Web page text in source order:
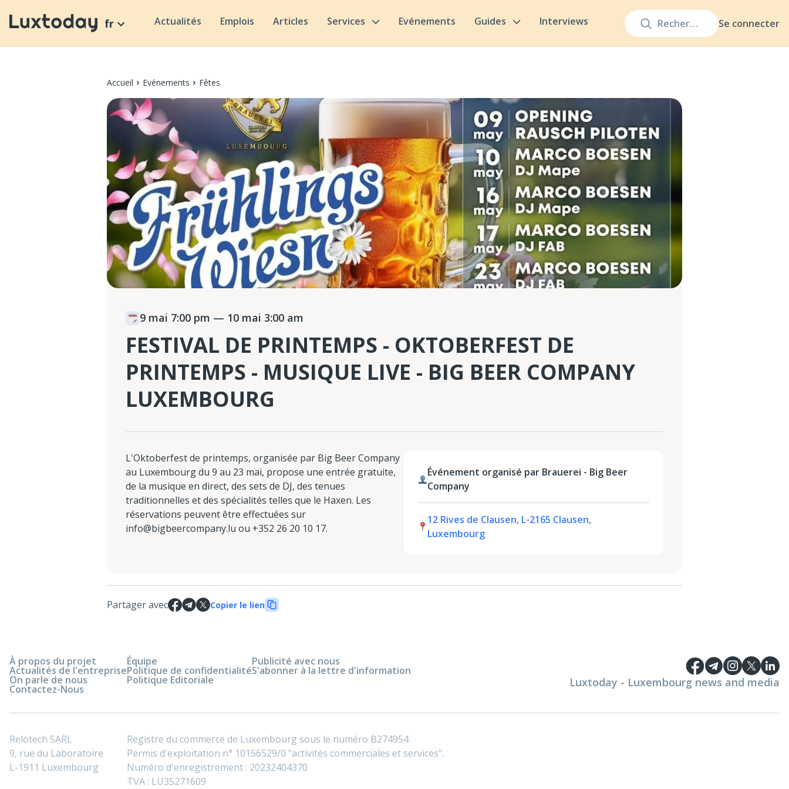
Se connecter
fr Actualités Emplois Articles Services Evénements Guides Interviews
Accueil Evénements Fêtes
9 mai 7:00 pm — 10 mai 3:00 am
FESTIVAL DE PRINTEMPS - OKTOBERFEST DE
PRINTEMPS - MUSIQUE LIVE - BIG BEER COMPANY
LUXEMBOURG
L'Oktoberfest de printemps, organisée par Big Beer Company
au Luxembourg du 9 au 23 mai, propose une entrée gratuite,
de la musique en direct, des sets de DJ, des tenues
traditionnelles et des spécialités telles que le Haxen. Les
réservations peuvent être effectuées sur
info@bigbeercompany.lu ou +352 26 20 10 17.
Événement organisé par Brauerei - Big Beer
Company
12 Rives de Clausen, L-2165 Clausen,
Luxembourg
Partager avec Copier le lien
À propos du projet
Actualités de l'entreprise
On parle de nous
Contactez-Nous
Équipe
Politique de confidentialité
Politique Editoriale
Publicité avec nous
S'abonner à la lettre d'information
Luxtoday - Luxembourg news and media
Relotech SARL
9, rue du Laboratoire
L-1911 Luxembourg
Registre du commerce de Luxembourg sous le numéro B274954
Permis d'exploitation n° 10156529/0 "activités commerciales et services".
Numéro d'enregistrement : 20232404370
TVA : LU35271609